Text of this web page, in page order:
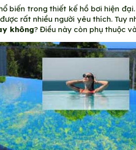
biến trong thiết kế hồ bơi hiện
rất nhiều người yêu thích. Tuy
không? Điều này còn phụ thuộc